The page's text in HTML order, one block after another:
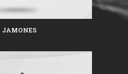
JAMONES